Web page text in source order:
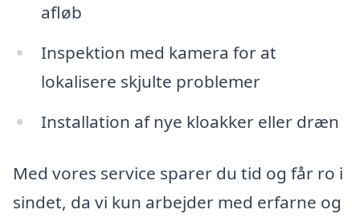
afløb
Inspektion med kamera for at
lokalisere skjulte problemer
Installation af nye kloakker eller dræn
Med vores service sparer du tid og får ro i
sindet, da vi kun arbejder med erfarne og